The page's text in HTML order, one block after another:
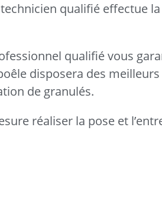
qualifié effectue
qualifié vous
disposera des
de granulés.
réaliser la pose et